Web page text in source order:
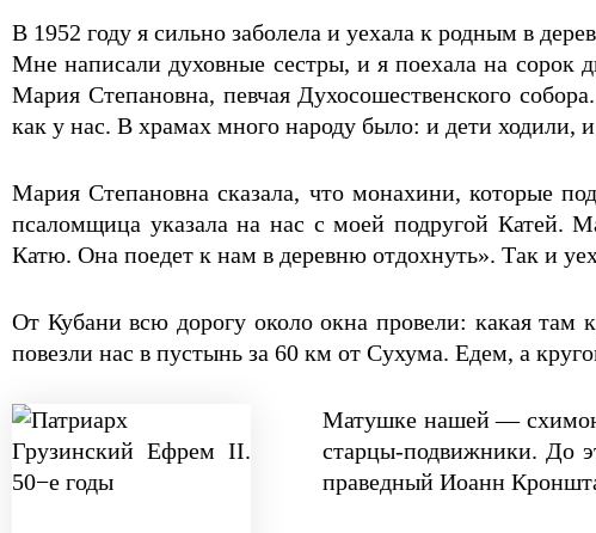
В 1952 году я сильно заболела и уехала к родным в
Мне написали духовные сестры, и я поехала на сорок
Мария Степановна, певчая Духосошественского
как у нас. В храмах много народу было: и дети ходили,
Мария Степановна сказала, что монахини, которые
псаломщица указала на нас с моей подругой Катей.
Катю. Она поедет к нам в деревню отдохнуть». Так и
От Кубани всю дорогу около окна провели: какая там
повезли нас в пустынь за 60 км от Сухума. Едем, а
Матушке нашей —
старцы-подвижники. До
праведный Иоанн